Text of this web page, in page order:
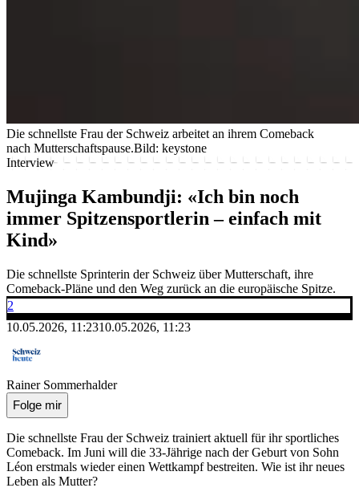
Die schnellste Frau der Schweiz arbeitet an ihrem Comeback
nach Mutterschaftspause.Bild: keystone
Interview
Mujinga Kambundji: «Ich bin noch
immer Spitzensportlerin – einfach mit
Kind»
Die schnellste Sprinterin der Schweiz über Mutterschaft, ihre
Comeback-Pläne und den Weg zurück an die europäische Spitze.
2
10.05.2026, 11:2310.05.2026, 11:23
Rainer Sommerhalder
Folge mir
Die schnellste Frau der Schweiz trainiert aktuell für ihr sportliches
Comeback. Im Juni will die 33-Jährige nach der Geburt von Sohn
Léon erstmals wieder einen Wettkampf bestreiten. Wie ist ihr neues
Leben als Mutter?